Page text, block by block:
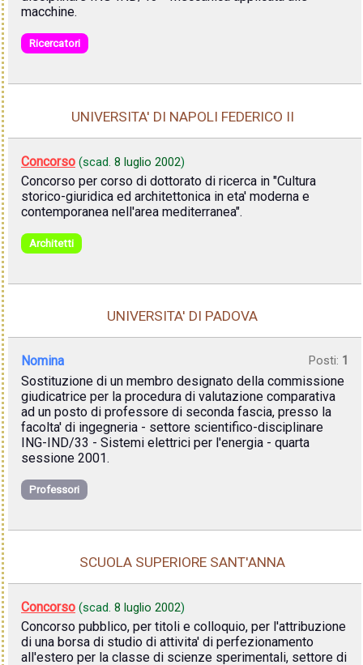
macchine.
Ricercatori
UNIVERSITA' DI NAPOLI FEDERICO II
Concorso (scad. 8 luglio 2002)
Concorso per corso di dottorato di ricerca in "Cultura
storico-giuridica ed architettonica in eta' moderna e
contemporanea nell'area mediterranea".
Architetti
UNIVERSITA' DI PADOVA
Nomina Posti: 1
Sostituzione di un membro designato della commissione
giudicatrice per la procedura di valutazione comparativa
ad un posto di professore di seconda fascia, presso la
facolta' di ingegneria - settore scientifico-disciplinare
ING-IND/33 - Sistemi elettrici per l'energia - quarta
sessione 2001.
Professori
SCUOLA SUPERIORE SANT'ANNA
Concorso (scad. 8 luglio 2002)
Concorso pubblico, per titoli e colloquio, per l'attribuzione
di una borsa di studio di attivita' di perfezionamento
all'estero per la classe di scienze sperimentali, settore di